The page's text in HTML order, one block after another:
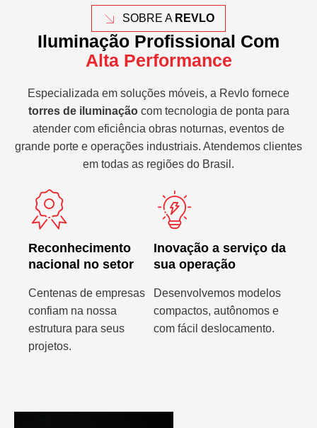
SOBRE A REVLO
Iluminação Profissional Com
Alta Performance
Especializada em soluções móveis, a Revlo fornece
torres de iluminaçãocom tecnologia de ponta para
atender com eficiência obras noturnas, eventos de
grande porte e operações industriais. Atendemos clientes
em todas as regiões do Brasil.
Reconhecimento
nacional no setor
Centenas de empresas
confiam na nossa
estrutura para seus
projetos.
Inovação a serviço da
sua operação
Desenvolvemos modelos
compactos, autônomos e
com fácil deslocamento.